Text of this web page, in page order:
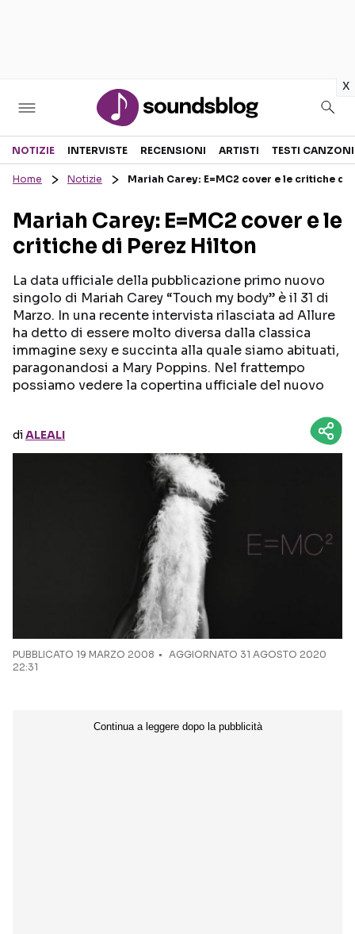
x
Sezioni
RECENSIONI MUSICALI
INTERVISTE
GOSSIP E CURIOSITÀ
TESTI CANZONI
TOUR ED EVENTI
TALENT SHOW
Seguici sui social
NOTIZIE INTERVISTE RECENSIONI ARTISTI TESTI CANZONI
Home Notizie Mariah Carey: E=MC2 cover e le critiche di
Mariah Carey: E=MC2 cover e le
critiche di Perez Hilton
La data ufficiale della pubblicazione primo nuovo
singolo di Mariah Carey “Touch my body” è il 31 di
Marzo. In una recente intervista rilasciata ad Allure
ha detto di essere molto diversa dalla classica
immagine sexy e succinta alla quale siamo abituati,
paragonandosi a Mary Poppins. Nel frattempo
possiamo vedere la copertina ufficiale del nuovo
diALEALI
PUBBLICATO 19 MARZO 2008
AGGIORNATO 31 AGOSTO 2020
22:31